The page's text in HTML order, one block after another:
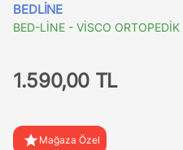
BEDLİNE
BED-LİNE - VİSCO
1.590,00 TL
star Mağaza Özel